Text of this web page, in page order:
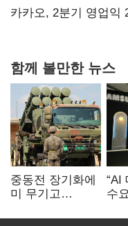
만에 다시 40%대
카카오, 2분기 영업익
함께 볼만한 뉴스
중동전 장기화에
미 무기고
기회
“AI
수
냉